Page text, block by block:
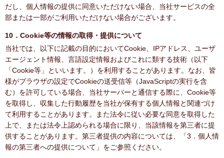
だし、個人情報の提供に同意いただけない場合、当社サービスの全
部または一部がご利用いただけない場合がございます。
10．Cookie等の情報の取得・提供について
当社では、以下に記載の目的においてCookie、IPアドレス、ユーザ
エージェント情報、言語設定情報およびこれに類する技術（以下
「Cookie等」といいます。）を利用することがあります。なお、皆
様がブラウザの設定でCookieの送受信等（JavaScriptの実行を含
む）を許可している場合、当社サーバーと通信する際に、Cookie等
を取得し、収集した行動履歴を当社が保有する個人情報と関連づけ
て利用することがあります。また法令に従い必要な同意を取得した
上で、または法令上認められる場合に限り、当該情報を第三者に提
供することがあります。第三者提供の内容については、「3．個人情
報の第三者への提供について」をご参照ください。